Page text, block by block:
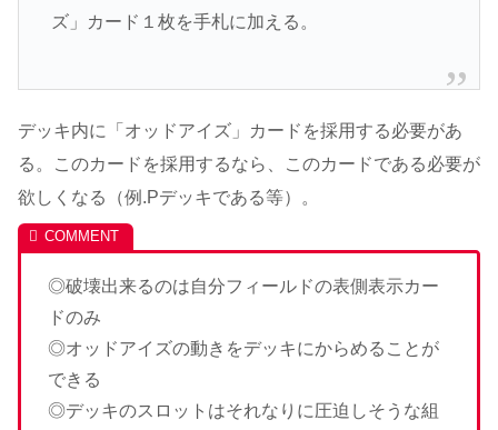
ズ」カード１枚を手札に加える。
デッキ内に「オッドアイズ」カードを採用する必要があ
る。このカードを採用するなら、このカードである必要が
欲しくなる（例.Pデッキである等）。
◎破壊出来るのは自分フィールドの表側表示カー
ドのみ
◎オッドアイズの動きをデッキにからめることが
できる
◎デッキのスロットはそれなりに圧迫しそうな組